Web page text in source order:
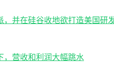
，并在硅谷收地欲打造美国研
，营收和利润大幅跳水